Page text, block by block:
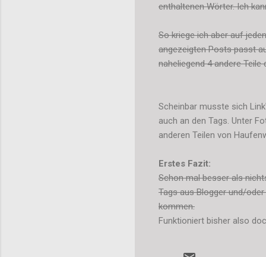
enthaltenen Wörter. Ich
So kriege ich aber auf
angezeigten Posts passt
naheliegend 4 andere
Scheinbar musste sich
auch an den Tags. Unter
anderen Teilen von
Erstes Fazit:
Schon mal besser als
Tags aus Blogger und/
kommen.
Funktioniert bisher also